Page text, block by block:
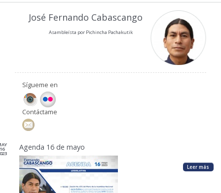
LEGISLAMOS
PARTICIPACIÓN
RELACIONES INTERNACIONALES
AGENDA
José Fernando Cabascango
Asambleísta por Pichincha Pachakutik
Sígueme en
Contáctame
16 Agenda 16 de mayo
Leer más